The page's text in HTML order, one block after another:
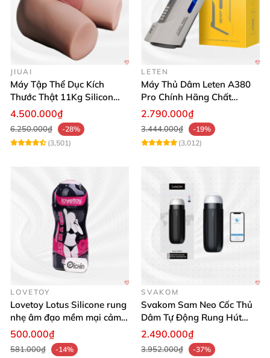
JIUAI
Máy Tập Thể Dục Kích
Thước Thật 11Kg Silicon
Cao Cấp Nhật Bản
4.500.000₫
6.250.000₫
-28%
(3,501)
LETEN
Máy Thủ Dâm Leten A380
Pro Chính Hãng Chất
Lượng Cao
2.790.000₫
3.444.000₫
-19%
(3,012)
LOVETOY
Lovetoy Lotus Silicone rung
nhẹ âm đạo mềm mại cảm
giác thật
500.000₫
581.000₫ -14%
SVAKOM
Svakom Sam Neo Cốc Thủ
Dâm Tự Động Rung Hút
App Điều Khiển Xa
2.490.000₫
3.952.000₫ -37%